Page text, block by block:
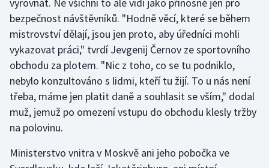
Lyže a snowboard
Moderní pětiboj
Motorsport
Olympijské hry
Parasport
Plavání
vyrovnat. Ne všichni to ale vidí jako přínosné jen pro
bezpečnost návštěvníků. "Hodně věcí, které se během
mistrovství dělají, jsou jen proto, aby úředníci mohli
vykazovat práci," tvrdí Jevgenij Černov ze sportovního
obchodu za plotem. "Nic z toho, co se tu podniklo,
nebylo konzultováno s lidmi, kteří tu žijí. To u nás není
třeba, máme jen platit daně a souhlasit se vším," dodal
muž, jemuž po omezení vstupu do obchodu klesly tržby
na polovinu.
Ministerstvo vnitra v Moskvě ani jeho pobočka ve